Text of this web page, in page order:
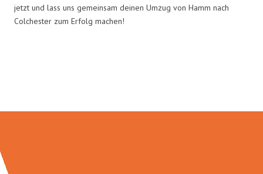
jetzt und lass uns gemeinsam deinen Umzug von Hamm nach
Colchester zum Erfolg machen!